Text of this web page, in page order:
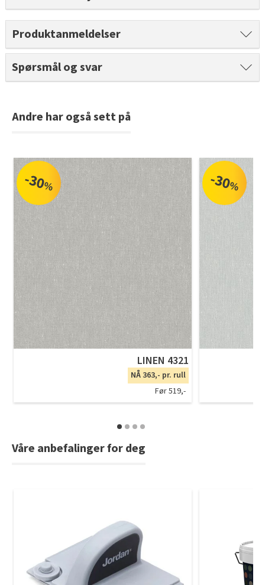
Bli inspirert av nye fargepaletter fra Årets Farge 2026!
Tarkett Shade Eik Soft Beige Parkett
Produktanmeldelser
Spørsmål og svar
Andre har også sett på
-30%
LINEN 4321
NÅ 363,- pr. rull
Før 519,-
-30%
Våre anbefalinger for deg